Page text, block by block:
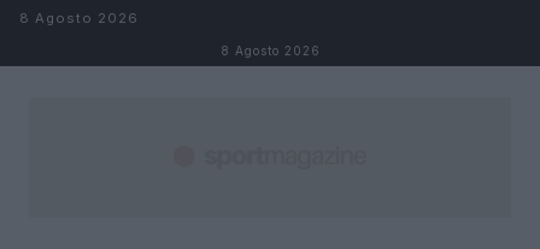
Salta al contenuto
8 Agosto 2026
8 Agosto 2026